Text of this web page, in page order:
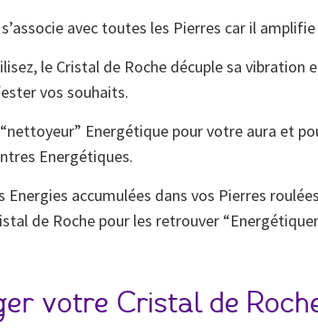
avec toutes les Pierres car il
le Cristal de Roche décuple sa
vos souhaits.
Energétique pour votre aura et
Energétiques.
Energies accumulées dans vos Pierres
de Roche pour les retrouver
votre Cristal de